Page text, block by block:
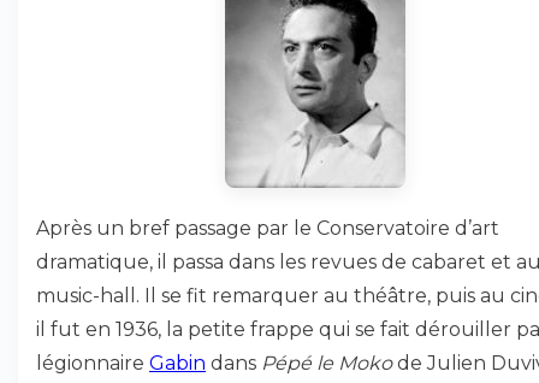
Après un bref passage par le Conservatoire d’art
dramatique, il passa dans les revues de cabaret et
music-hall. Il se fit remarquer au théâtre, puis au
il fut en 1936, la petite frappe qui se fait dérouiller
légionnaire Gabin dans Pépé le Mokode Julien